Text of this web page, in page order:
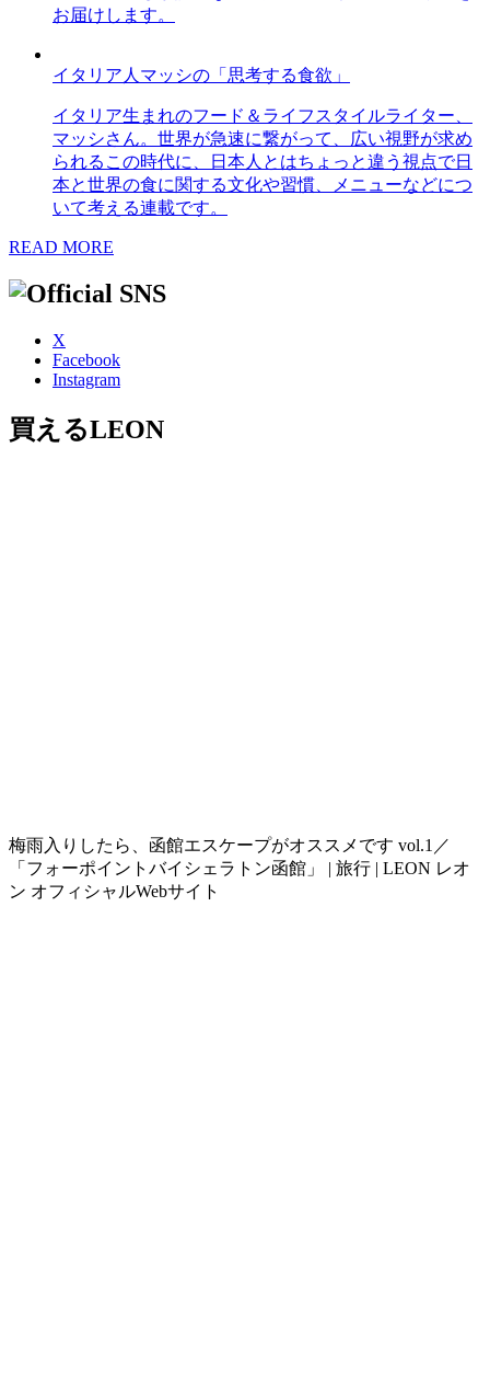
お届けします。
イタリア人マッシの「思考する食欲」
イタリア生まれのフード＆ライフスタイルライター、
マッシさん。世界が急速に繋がって、広い視野が求め
られるこの時代に、日本人とはちょっと違う視点で日
本と世界の食に関する文化や習慣、メニューなどにつ
いて考える連載です。
READ MORE
X
Facebook
Instagram
買えるLEON
梅雨入りしたら、函館エスケープがオススメです vol.1／
「フォーポイントバイシェラトン函館」 | 旅行 | LEON レオ
ン オフィシャルWebサイト